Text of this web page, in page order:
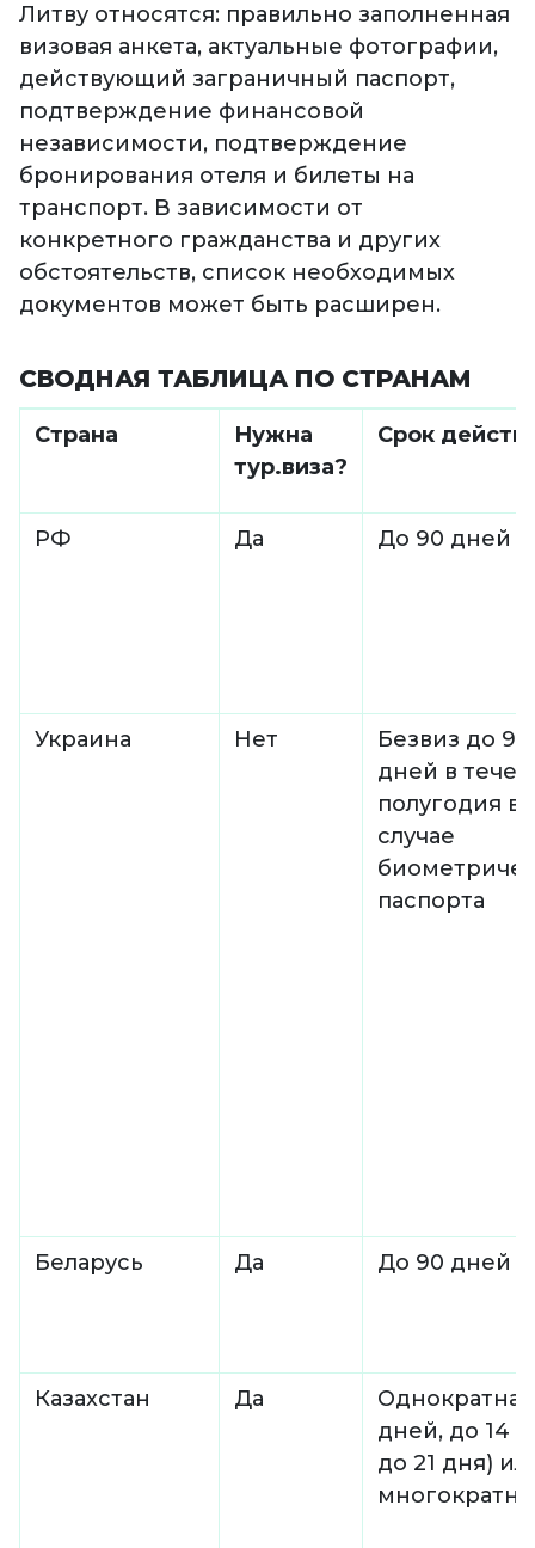
Литву относятся: правильно заполненная
визовая анкета, актуальные фотографии,
действующий заграничный паспорт,
подтверждение финансовой
независимости, подтверждение
бронирования отеля и билеты на
транспорт. В зависимости от
конкретного гражданства и других
обстоятельств, список необходимых
документов может быть расширен.
СВОДНАЯ ТАБЛИЦА ПО СТРАНАМ
Страна
Нужна
тур.виза?
Срок
РФ Да До 90 дней
Украина Нет
Безвиз до 90
дней в
полугодия в
случае
паспорта
Беларусь Да До 90 дней
Казахстан Да
Однократная
дней, до 14
до 21 дня)